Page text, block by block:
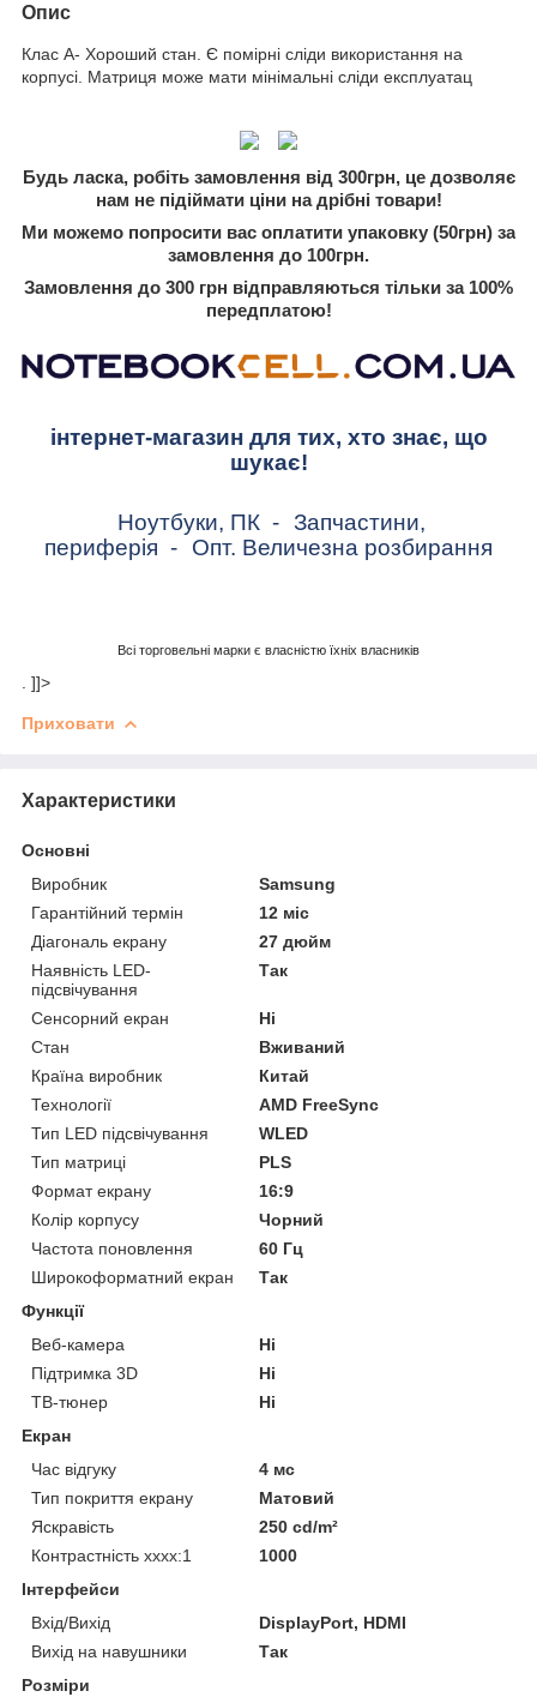
Опис
Клас A- Хороший стан. Є помірні сліди використання на
корпусі. Матриця може мати мінімальні сліди експлуатац
Будь ласка, робіть замовлення від 300грн, це дозволяє
нам не підіймати ціни на дрібні товари!
Ми можемо попросити вас оплатити упаковку (50грн) за
замовлення до 100грн.
Замовлення до 300 грн відправляються тільки за 100%
передплатою!
інтернет-магазин для тих, хто знає, що
шукає!
Ноутбуки, ПК - Запчастини,
периферія - Опт. Величезна розбирання
Всі торговельні марки є власністю їхніх власників
. ]]>
Приховати
Характеристики
Основні
Виробник
Samsung
Гарантійний термін
12 міс
Діагональ екрану
27 дюйм
Наявність LED-
підсвічування
Так
Сенсорний екран
Ні
Стан
Вживаний
Країна виробник
Китай
Технології
AMD FreeSync
Тип LED підсвічування
WLED
Тип матриці
PLS
Формат екрану
16:9
Колір корпусу
Чорний
Частота поновлення
60 Гц
Широкоформатний екран
Так
Функції
Веб-камера
Ні
Підтримка 3D
Ні
ТВ-тюнер
Ні
Екран
Час відгуку
4 мс
Тип покриття екрану
Матовий
Яскравість
250 cd/m²
Контрастність хххх:1
1000
Інтерфейси
Вхід/Вихід
DisplayPort, HDMI
Вихід на навушники
Так
Розміри